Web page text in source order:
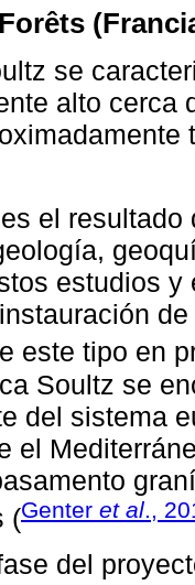
se
alto cerca
el
estudios
este tipo en
Soultz se
del sistema
el
(Genter et al .,
del